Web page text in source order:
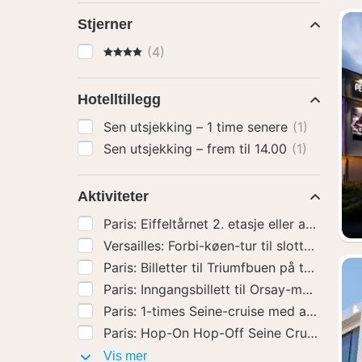
Stjerner
4 Stjerner
(4)
Hotelltillegg
Sen utsjekking – 1 time senere (1)
Sen utsjekking – frem til 14.00 (1)
Aktiviteter
Paris: Billetter til Triumfbuen på taket
(2)
Vis merAktiviteter